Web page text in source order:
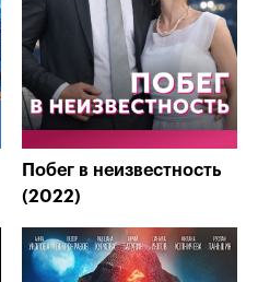
Побег в неизвестность
(2022)